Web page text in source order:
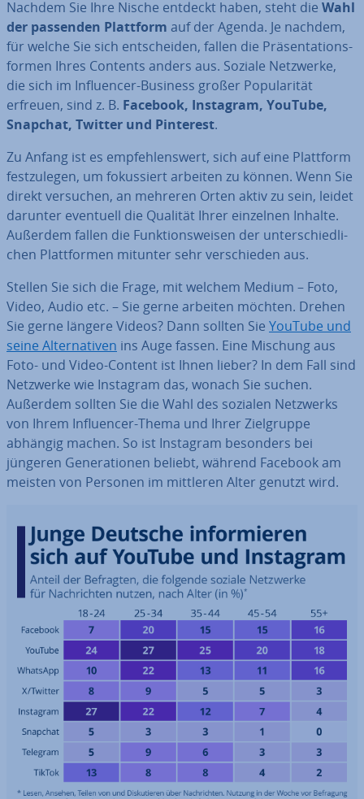
Nachdem Sie Ihre Nische entdeckt haben, steht die Wahl
der passenden Plattform auf der Agenda. Je nachdem,
für welche Sie sich ent­schei­den, fallen die Prä­sen­ta­ti­ons­
for­men Ihres Contents anders aus. Soziale Netzwerke,
die sich im In­fluen­cer-Business großer Po­pu­la­ri­tät
erfreuen, sind z. B. Facebook, Instagram, YouTube,
Snapchat, Twitter und Pinterest.
Zu Anfang ist es emp­feh­lens­wert, sich auf eine Plattform
fest­zu­le­gen, um fo­kus­siert arbeiten zu können. Wenn Sie
direkt versuchen, an mehreren Orten aktiv zu sein, leidet
darunter eventuell die Qualität Ihrer einzelnen Inhalte.
Außerdem fallen die Funk­ti­ons­wei­sen der un­ter­schied­li­
chen Platt­for­men mitunter sehr ver­schie­den aus.
Stellen Sie sich die Frage, mit welchem Medium – Foto,
Video, Audio etc. – Sie gerne arbeiten möchten. Drehen
Sie gerne längere Videos? Dann sollten Sie YouTube und
seine Al­ter­na­ti­ven ins Auge fassen. Eine Mischung aus
Foto- und Video-Content ist Ihnen lieber? In dem Fall sind
Netzwerke wie Instagram das, wonach Sie suchen.
Außerdem sollten Sie die Wahl des sozialen Netzwerks
von Ihrem In­fluen­cer-Thema und Ihrer Ziel­grup­pe
abhängig machen. So ist Instagram besonders bei
jüngeren Ge­ne­ra­tio­nen beliebt, während Facebook am
meisten von Personen im mittleren Alter genutzt wird.